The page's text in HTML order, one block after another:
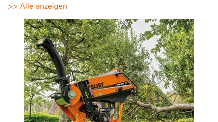
>> Alle anzeigen